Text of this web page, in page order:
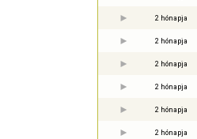
2 hónapja
2 hónapja
2 hónapja
2 hónapja
2 hónapja
2 hónapja